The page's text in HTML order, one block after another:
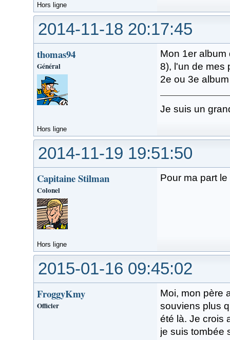
Hors ligne
2014-11-18 20:17:45
thomas94
Général
Mon 1er album
8), l'un de mes
2e ou 3e
Je suis un
Hors ligne
2014-11-19 19:51:50
Capitaine Stilman
Colonel
Pour ma part
Hors ligne
2015-01-16 09:45:02
FroggyKmy
Officier
Moi, mon père
souviens plus
été là. Je crois
je suis tombée